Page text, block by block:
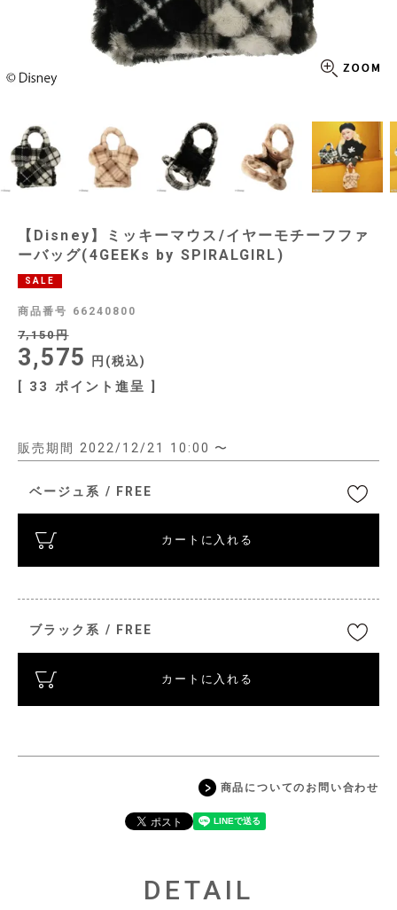
【Disney】ミッキーマウス/イヤーモチーフファ
ーバッグ(4GEEKs by SPIRALGIRL)
SALE
商品番号 66240800
7,150
3,575 税込
[ 33 ポイント進呈 ]
販売期間 2022/12/21 10:00 〜
ベージュ系 / FREE
カートに入れる
ブラック系 / FREE
カートに入れる
商品についてのお問い合わせ
DETAIL